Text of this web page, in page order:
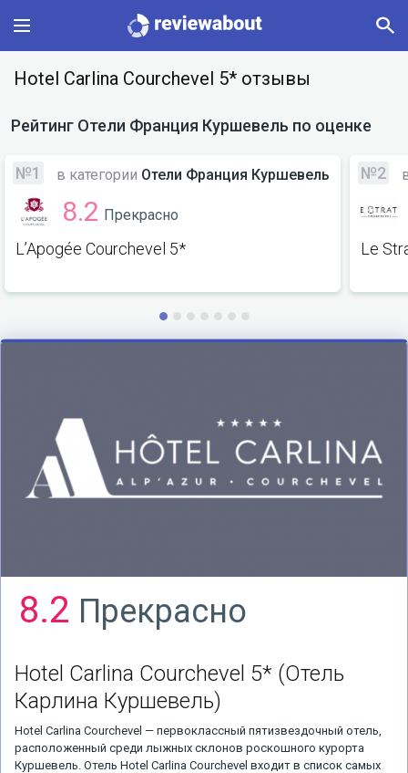
Main
Categories
Change language
Sign In
Hotel Carlina Courchevel 5* отзывы
8.2 Прекрасно
Hotel Carlina Courchevel 5* (Отель
Карлина Куршевель)
Hotel Carlina Courchevel — первоклассный пятизвездочный отель,
расположенный среди лыжных склонов роскошного курорта
Куршевель. Отель Hotel Carlina Courchevel входит в список самых
Рейтинг Отели Франция Куршевель по оценке
№1 в категории Отели Франция Куршевель
8.2 Прекрасно
L’Apogée Courchevel 5*
№2
Le